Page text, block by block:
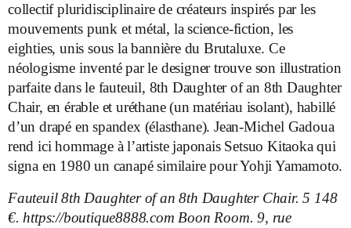
collectif pluridisciplinaire de créateurs inspirés par les
mouvements punk et métal, la science-fiction, les
eighties, unis sous la bannière du Brutaluxe. Ce
néologisme inventé par le designer trouve son illustration
parfaite dans le fauteuil, 8th Daughter of an 8th Daughter
Chair, en érable et uréthane (un matériau isolant), habillé
d’un drapé en spandex (élasthane). Jean-Michel Gadoua
rend ici hommage à l’artiste japonais Setsuo Kitaoka qui
signa en 1980 un canapé similaire pour Yohji Yamamoto.
Fauteuil 8th Daughter of an 8th Daughter Chair. 5 148
€. https://boutique8888.com Boon Room. 9, rue